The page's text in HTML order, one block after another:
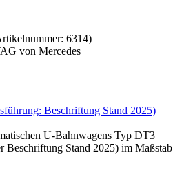
6314)
von Mercedes
Beschriftung Stand 2025)
U-Bahnwagens Typ DT3
Beschriftung Stand 2025) im Maßstab